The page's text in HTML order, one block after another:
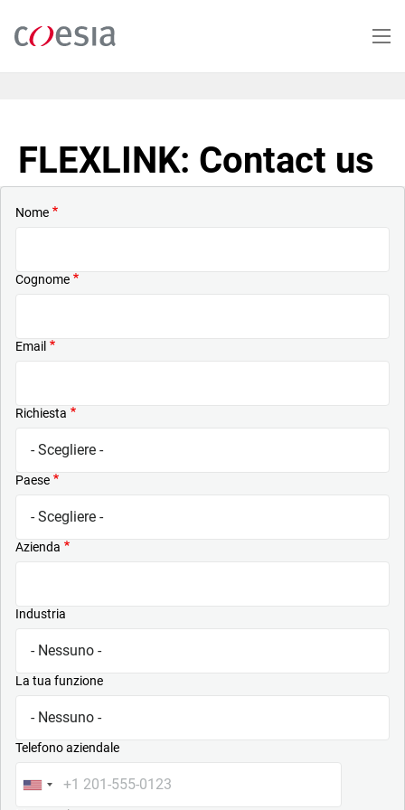
contenuto
FLEXLINK: Contact us
Nome
Cognome
Email
Richiesta
Paese
Azienda
Industria
La tua funzione
Telefono aziendale